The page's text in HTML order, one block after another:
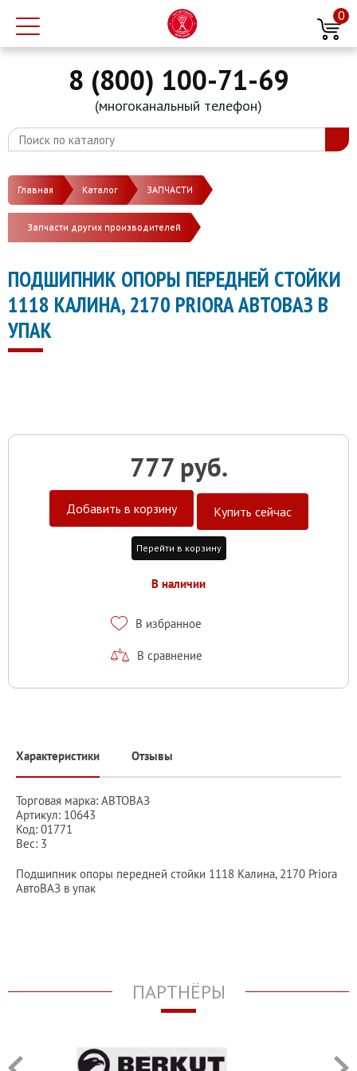
0
8 (800) 100-71-69
(многоканальный телефон)
Главная Каталог ЗАПЧАСТИ
Запчасти других производителей
ПОДШИПНИК ОПОРЫ ПЕРЕДНЕЙ СТОЙКИ
1118 КАЛИНА, 2170 PRIORA АВТОВАЗ В
УПАК
777 руб.
Добавить в корзину Купить сейчас
Перейти в корзину
В наличии
В избранное
В сравнение
Характеристики Отзывы
Торговая марка: АВТОВАЗ
Артикул: 10643
Код: 01771
Вес: 3
Подшипник опоры передней стойки 1118 Калина, 2170 Priora
АвтоВАЗ в упак
ПАРТНЁРЫ